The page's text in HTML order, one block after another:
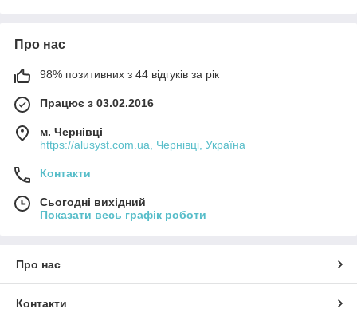
Про нас
98% позитивних з 44 відгуків за рік
Працює з 03.02.2016
м. Чернівці
https://alusyst.com.ua, Чернівці, Україна
Контакти
Сьогодні вихідний
Показати весь графік роботи
Про нас
Контакти